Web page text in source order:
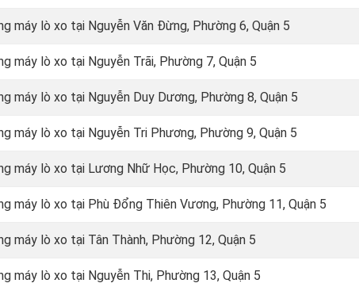
máy lò xo tại Nguyễn Văn Đừng, Phường 6, Quận 5
máy lò xo tại Nguyễn Trãi, Phường 7, Quận 5
máy lò xo tại Nguyễn Duy Dương, Phường 8, Quận 5
máy lò xo tại Nguyễn Tri Phương, Phường 9, Quận 5
máy lò xo tại Lương Nhữ Học, Phường 10, Quận 5
máy lò xo tại Phù Đổng Thiên Vương, Phường 11, Quận 5
máy lò xo tại Tân Thành, Phường 12, Quận 5
máy lò xo tại Nguyễn Thi, Phường 13, Quận 5